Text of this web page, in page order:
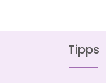
Tipps